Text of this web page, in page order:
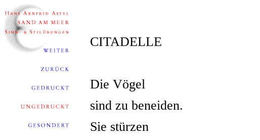
CITADELLE
Die Vögel
sind zu beneiden.
Sie stürzen